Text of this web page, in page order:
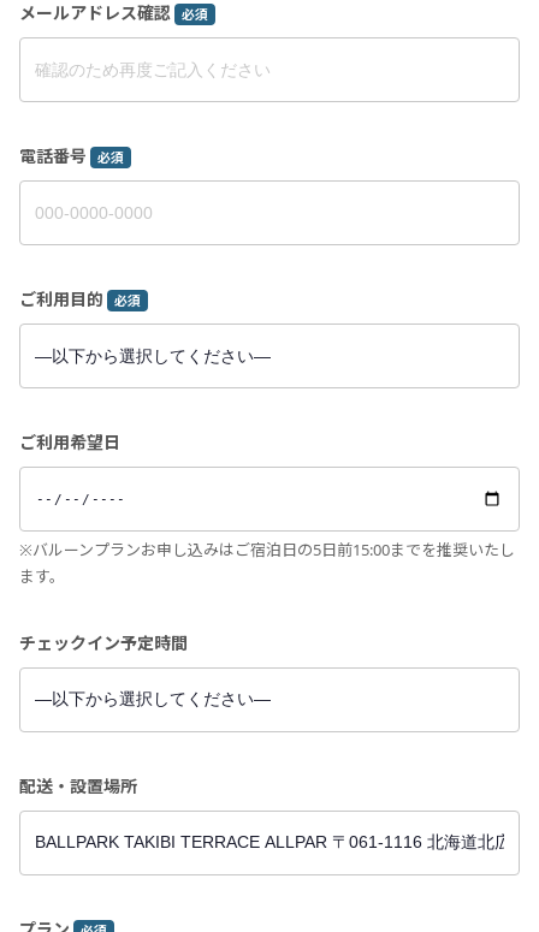
メールアドレス確認 必須
電話番号 必須
ご利用目的 必須
ご利用希望日
※バルーンプランお申し込みはご宿泊日の5日前15:00までを推奨いたし
ます。
チェックイン予定時間
配送・設置場所